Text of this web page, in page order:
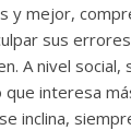
y mejor,
sus
A nivel social,
interesa
inclina,